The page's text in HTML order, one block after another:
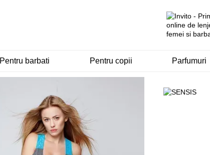
Pentru barbati Pentru copii Parfumuri